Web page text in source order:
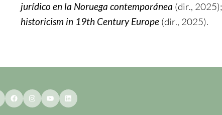
jurídico en la Noruega contemporánea (dir., 2025);
historicism in 19th Century Europe (dir., 2025).
BlueskyFacebookInstagram
YouTubeLinkedIn